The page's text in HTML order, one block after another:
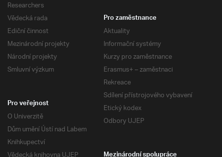
Researchers
Vědecká rada
Ediční činnost
Mezinárodní projekty
Národní projekty
Smluvní výzkum
Pro zaměstnance
Aktuality
Informační systémy
Kurzy pro zaměstnance
Erasmus+ – zaměstnaci
Rekreace
Sdílení přístrojového vybavení
Etický kodex
Odbory UJEP
Pro veřejnost
O Univerzitě
Dům umění Ústí nad Labem
Knihkupectví